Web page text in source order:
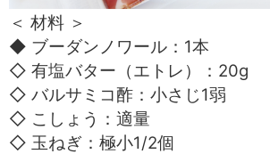
＜ 材料 ＞
◆ ブーダンノワール：1本
◇ 有塩バター（エトレ）：20g
◇ バルサミコ酢：小さじ1弱
◇ こしょう：適量
◇ 玉ねぎ：極小1/2個